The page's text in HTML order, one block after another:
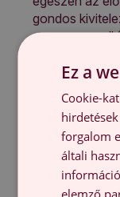
gondos
csempe
egyszerű
szerszámok
Vinyl
két praktikus
9×30×30 cm,
különböző
Ez a
Cookie-
forgalom
általi
elemző